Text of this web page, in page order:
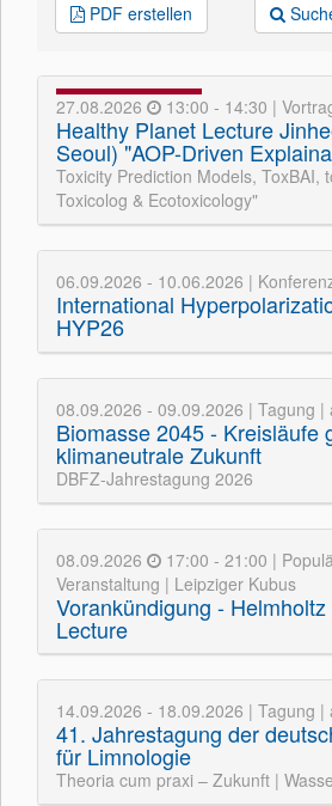
PDF erstellen
27.08.2026 13:00 - 14:30 |
Healthy Planet Lecture
Seoul) "AOP-Driven
Toxicity Prediction Models, ToxBAI,
Toxicolog & Ecotoxicology"
06.09.2026 - 10.06.2026 |
International
HYP26
08.09.2026 - 09.09.2026 | Tagung |
Biomasse 2045 - Kreisläufe
klimaneutrale Zukunft
DBFZ-Jahrestagung 2026
08.09.2026
17:00 - 21:00 |
Veranstaltung | Leipziger Kubus
Vorankündigung -
Lecture
14.09.2026 - 18.09.2026 | Tagung
41. Jahrestagung der
für Limnologie
Theoria cum praxi – Zukunft |